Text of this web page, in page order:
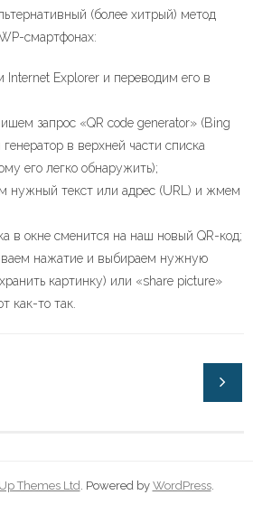
(более хитрый) метод
смартфонах:
Internet Explorer и переводим его в
запрос «QR code generator» (Bing
в верхней части списка
его легко обнаружить);
нужный текст или адрес (URL) и жмем
в окне сменится на наш новый QR-код;
нажатие и выбираем нужную
картинку) или «share picture»
как-то так.
Themes Ltd . Powered by WordPress.